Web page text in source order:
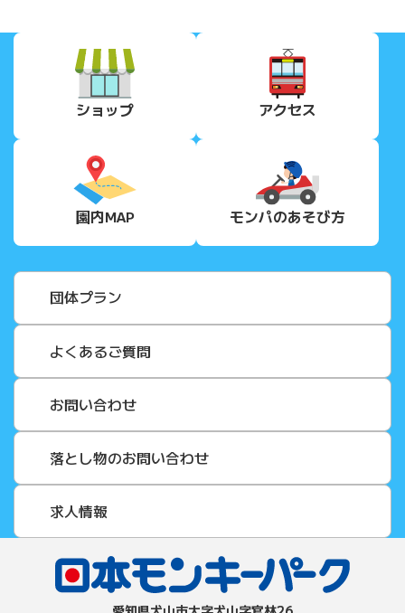
ショップ アクセス
園内MAP モンパのあそび方
団体プラン
よくあるご質問
お問い合わせ
落とし物のお問い合わせ
求人情報